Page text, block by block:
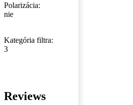
Polarizácia:
nie
Kategória filtra:
3
Reviews